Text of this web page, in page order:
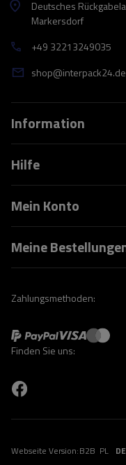
Deutsches
Markersdorf
+49 32213249035
shop@interpack24.de
Information
Hilfe
Mein Konto
Meine
Zahlungsmethoden:
Finden Sie uns:
Webseite Version:B2B PL DE